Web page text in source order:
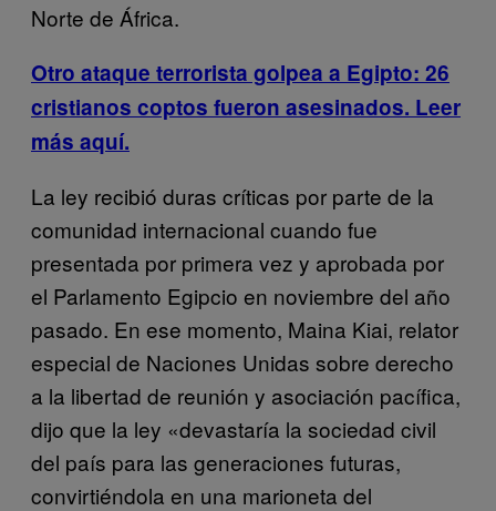
Norte de África.
Otro ataque terrorista golpea a Egipto: 26
cristianos coptos fueron asesinados. Leer
más aquí.
La ley recibió duras críticas por parte de la
comunidad internacional cuando fue
presentada por primera vez y aprobada por
el Parlamento Egipcio en noviembre del año
pasado. En ese momento, Maina Kiai, relator
especial de Naciones Unidas sobre derecho
a la libertad de reunión y asociación pacífica,
dijo que la ley «devastaría la sociedad civil
del país para las generaciones futuras,
convirtiéndola en una marioneta del